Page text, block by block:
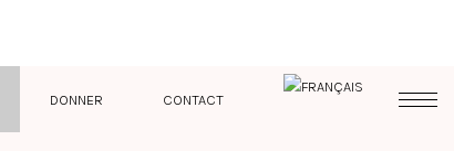
DONNER CONTACT